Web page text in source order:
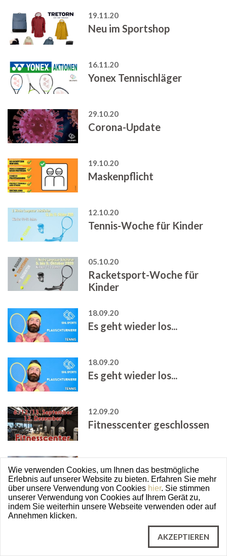
19.11.20
Neu im Sportshop
16.11.20
Yonex Tennischläger
29.10.20
Corona-Update
19.10.20
Maskenpflicht
12.10.20
Tennis-Woche für Kinder
05.10.20
Racketsport-Woche für
Kinder
18.09.20
Es geht wieder los...
18.09.20
Es geht wieder los...
12.09.20
Fitnesscenter geschlossen
07.09.20
Start Wintersaison
07.09.20
Start Wintersaison
Wie verwenden Cookies, um Ihnen das bestmögliche
Erlebnis auf unserer Website zu bieten. Erfahren Sie mehr
über unsere Verwendung von Cookies hier. Sie stimmen
unserer Verwendung von Cookies auf Ihrem Gerät zu,
indem Sie weiterhin unsere Webseite verwenden oder auf
Annehmen klicken.
AKZEPTIEREN